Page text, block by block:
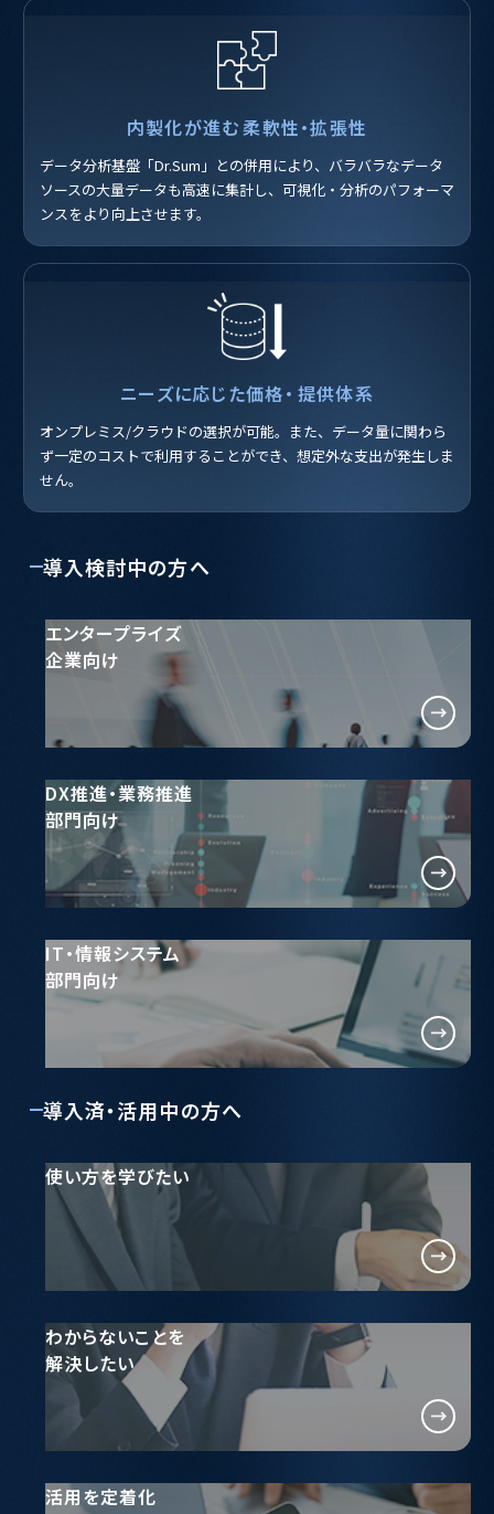
内製化が進む柔軟性・拡張性
データ分析基盤「Dr.Sum」との併用により、バラバラなデータ
ソースの大量データも高速に集計し、可視化・分析のパフォーマ
ンスをより向上させます。
ニーズに応じた価格・ 提供体系
オンプレミス/クラウドの選択が可能。また、データ量に関わら
ず一定のコストで利用することができ、想定外な支出が発生しま
せん。
導入検討中の方へ
エンタープライズ
企業向け
DX推進・業務推進
部門向け
IT・情報システム
部門向け
導入済・活用中の方へ
使い方を学びたい
わからないことを
解決したい
活用を定着化